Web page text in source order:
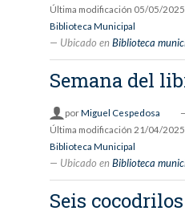
Última modificación 05/05/
Biblioteca Municipal
Ubicado en Biblioteca
Semana del
porMiguel Cespedosa
Última modificación 21/04/
Biblioteca Municipal
Ubicado en Biblioteca
Seis cocodrilos